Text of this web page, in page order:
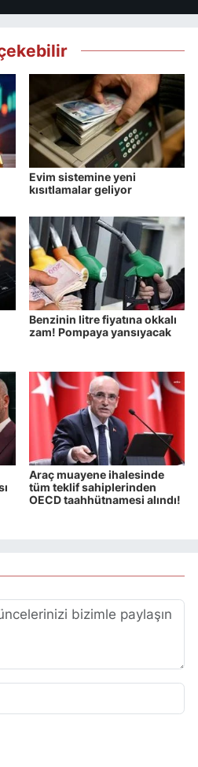
Evim sistemine yeni
kısıtlamalar geliyor
Benzinin litre fiyatına okkalı
zam! Pompaya yansıyacak
Araç muayene ihalesinde
tüm teklif sahiplerinden
OECD taahhütnamesi alındı!